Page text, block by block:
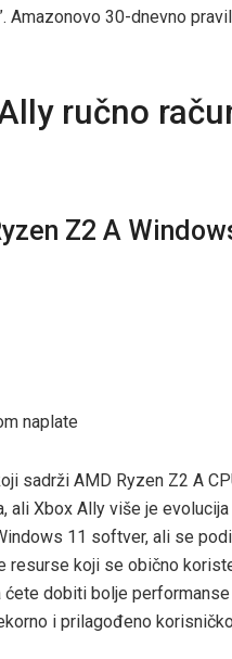
Amazonovo 30-dnevno
ručno
Z2 A
naplate
sadrži AMD Ryzen Z2 A
ali Xbox Ally više je
11 softver, ali se
resurse koji se obično
dobiti bolje
i prilagođeno